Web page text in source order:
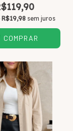
R$19,98sem juros
COMPRAR